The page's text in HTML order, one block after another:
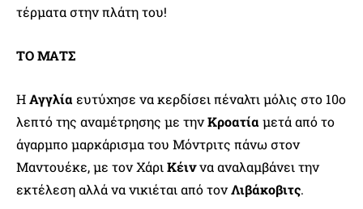
τέρματα στην πλάτη του!
ΤΟ ΜΑΤΣ
ΗΑγγλία ευτύχησε να κερδίσει πέναλτι μόλις στο 10ο
λεπτό της αναμέτρησης με τηνΚροατία μετά από το
άγαρμπο μαρκάρισμα του Μόντριτς πάνω στον
Μαντουέκε, με τον ΧάριΚέιννα αναλαμβάνει την
εκτέλεση αλλά να νικιέται από τονΛιβάκοβιτς.